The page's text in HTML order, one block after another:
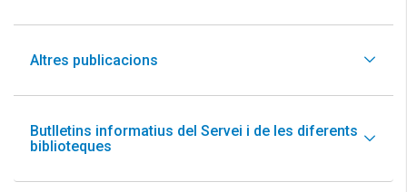
Altres publicacions
Butlletins informatius del Servei i de les diferents
biblioteques